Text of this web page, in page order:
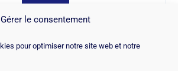
Gérer le consentement
pour optimiser notre site web et notre